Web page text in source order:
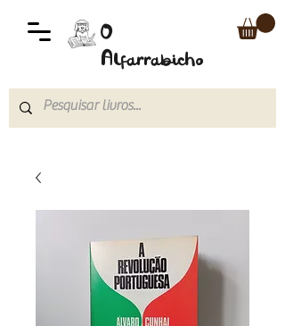
O
Alfarrabicho